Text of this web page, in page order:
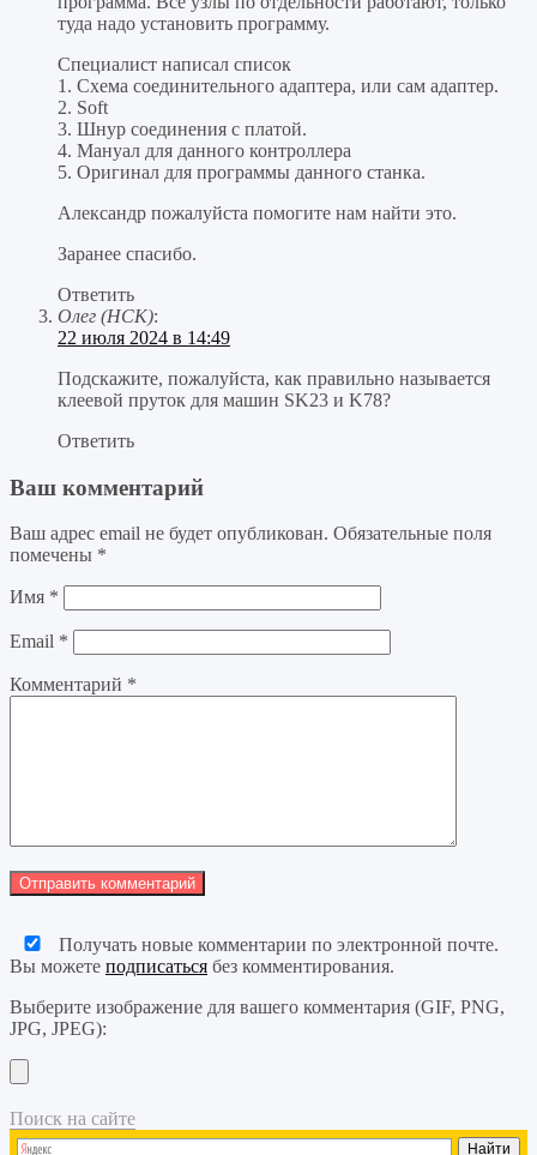
туда надо установить программу.
Специалист написал список
1. Схема соединительного адаптера, или сам адаптер.
2. Soft
3. Шнур соединения с платой.
4. Мануал для данного контроллера
5. Оригинал для программы данного станка.
Александр пожалуйста помогите нам найти это.
Заранее спасибо.
Ответить
Олег (НСК):
22 июля 2024 в 14:49
Подскажите, пожалуйста, как правильно называется
клеевой пруток для машин SK23 и K78?
Ответить
Ваш комментарий
Ваш адрес email не будет опубликован. Обязательные поля
помечены *
Имя *
Email *
Комментарий *
Получать новые комментарии по электронной почте.
Вы можете подписаться без комментирования.
Выберите изображение для вашего комментария (GIF, PNG,
JPG, JPEG):
Поиск на сайте